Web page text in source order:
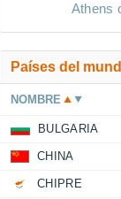
Athens
Países del
NOMBRE
BULGARIA
CHINA
CHIPRE